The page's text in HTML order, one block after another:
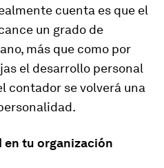
cuenta es que el
un grado de
más que como por
el desarrollo personal
contador se volverá una
en tu organización